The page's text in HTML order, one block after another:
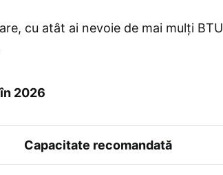
cu atât ai nevoie de mai mulți BTU
2026
Capacitate recomandată